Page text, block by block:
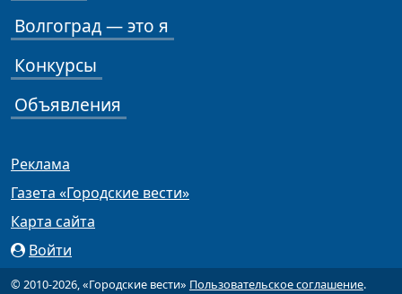
Волгоград — это я
Конкурсы
Объявления
Реклама
Газета «Городские вести»
Карта сайта
Войти
© 2010-2026, «Городские вести» Пользовательское соглашение.